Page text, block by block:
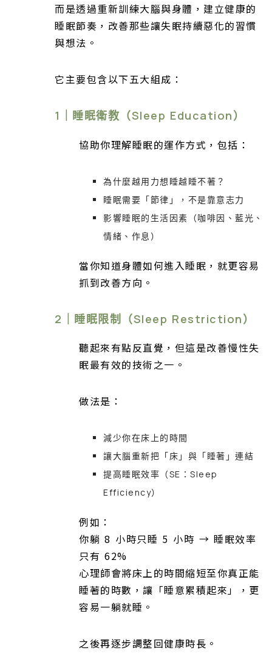
而是透過重新訓練大腦與身體，建立健康的
睡眠節奏，改善那些讓失眠持續惡化的習慣
與想法。
它主要包含以下五大組成：
1｜睡眠衛教（Sleep Education）
協助你理解睡眠的運作方式，包括：
為什麼越用力想睡越睡不著？
睡眠需要「節律」，不是靠意志力
影響睡眠的生活因素（咖啡因、藍光、
情緒、作息）
當你知道身體如何進入睡眠，就更容易
抓到改善方向。
2｜睡眠限制（Sleep Restriction）
聽起來有點反直覺，但這是改善慢性失
眠最有效的技術之一。
做法是：
減少你在床上的時間
讓大腦重新把「床」與「睡著」連結
提高睡眠效率（SE：Sleep
Efficiency）
例如：
你躺 8 小時只睡 5 小時 → 睡眠效率
只有 62%
心理師會將床上的時間縮短至你真正能
睡著的時數，讓「睡意累積起來」，更
容易一躺就睡。
之後再逐步調整回健康時長。